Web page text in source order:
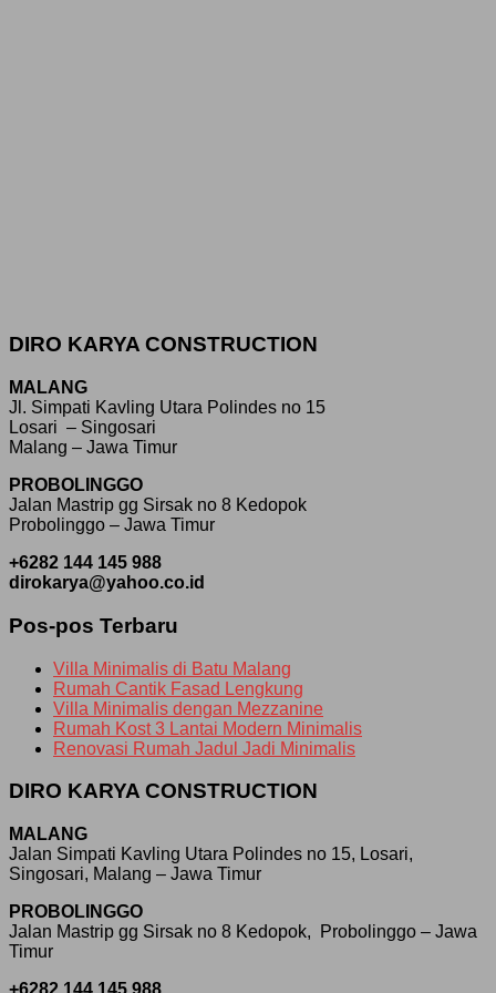
DIRO KARYA CONSTRUCTION
MALANG
Jl. Simpati Kavling Utara Polindes no 15
Losari – Singosari
Malang – Jawa Timur
PROBOLINGGO
Jalan Mastrip gg Sirsak no 8 Kedopok
Probolinggo – Jawa Timur
+6282 144 145 988
dirokarya@yahoo.co.id
Pos-pos Terbaru
Villa Minimalis di Batu Malang
Rumah Cantik Fasad Lengkung
Villa Minimalis dengan Mezzanine
Rumah Kost 3 Lantai Modern Minimalis
Renovasi Rumah Jadul Jadi Minimalis
DIRO KARYA CONSTRUCTION
MALANG
Jalan Simpati Kavling Utara Polindes no 15, Losari,
Singosari, Malang – Jawa Timur
PROBOLINGGO
Jalan Mastrip gg Sirsak no 8 Kedopok, Probolinggo – Jawa
Timur
+6282 144 145 988